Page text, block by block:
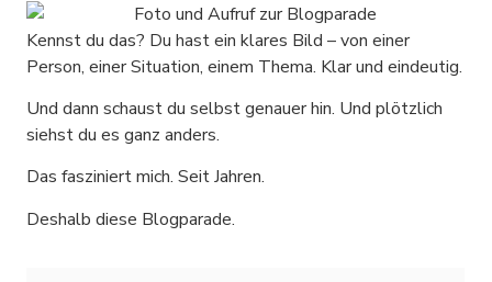
Kennst du das? Du hast ein klares Bild – von einer
Person, einer Situation, einem Thema. Klar und eindeutig.
Und dann schaust du selbst genauer hin. Und plötzlich
siehst du es ganz anders.
Das fasziniert mich. Seit Jahren.
Deshalb diese Blogparade.